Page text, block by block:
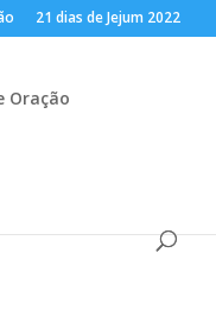
21 dias de Jejum 2022
Oração